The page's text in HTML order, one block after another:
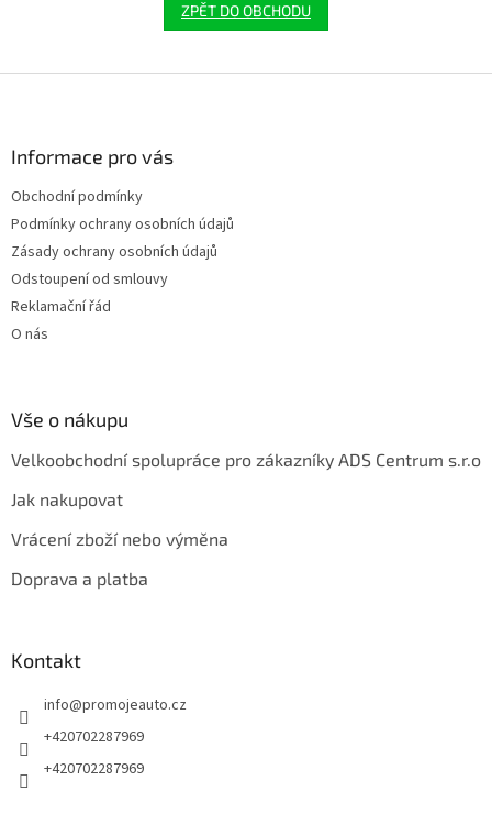
ZPĚT DO OBCHODU
Informace pro vás
Obchodní podmínky
Podmínky ochrany osobních údajů
Zásady ochrany osobních údajů
Odstoupení od smlouvy
Reklamační řád
O nás
Vše o nákupu
Velkoobchodní spolupráce pro zákazníky ADS Centrum s.r.o
Jak nakupovat
Vrácení zboží nebo výměna
Doprava a platba
Kontakt
info@promojeauto.cz
+420702287969
+420702287969